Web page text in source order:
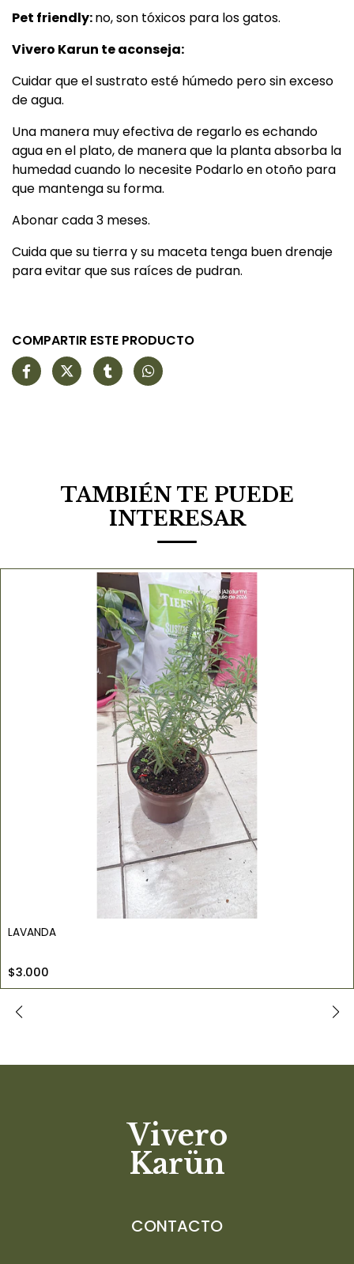
Pet friendly:no, son tóxicos para los gatos.
Vivero Karun te aconseja:
Cuidar que el sustrato esté húmedo pero sin exceso
de agua.
Una manera muy efectiva de regarlo es echando
agua en el plato, de manera que la planta absorba la
humedad cuando lo necesite Podarlo en otoño para
que mantenga su forma.
Abonar cada 3 meses.
Cuida que su tierra y su maceta tenga buen drenaje
para evitar que sus raíces de pudran.
COMPARTIR ESTE PRODUCTO
TAMBIÉN TE PUEDE
INTERESAR
LAVANDA
$3.000
Vivero
Karün
CONTACTO